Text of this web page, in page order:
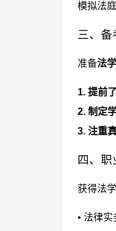
模拟法
三、备
准备法
1. 提前
2. 制定
3. 注重
四、
获得法
• 法律